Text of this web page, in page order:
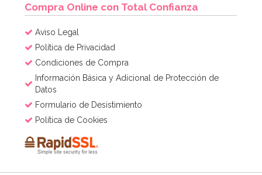
Compra Online con Total Confianza
Aviso Legal
Política de Privacidad
Condiciones de Compra
Información Básica y Adicional de Protección de
Datos
Formulario de Desistimiento
Política de Cookies